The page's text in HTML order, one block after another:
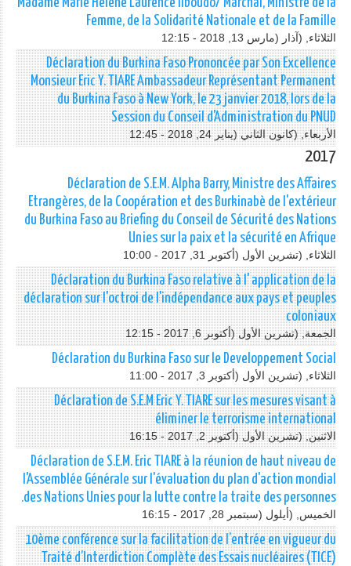
Femme, de la Solidarité Nationale et de la Famille
الثلاثاء, (آذار (مارس 13, 2018 - 12:15
Déclaration du Burkina Faso Prononcée par Son Excellence
Monsieur Eric Y. TIARE Ambassadeur Représentant Permanent
du Burkina Faso à New York, le 23 janvier 2018, lors de la
Session du Conseil d'Administration du PNUD
الأربعاء, (كانون الثاني (يناير 24, 2018 - 12:45
2017
Déclaration de S.E.M. Alpha Barry, Ministre des Affaires
Etrangères, de la Coopération et des Burkinabè de l'extérieur
du Burkina Faso au Briefing du Conseil de Sécurité des Nations
Unies sur la paix et la sécurité en Afrique
الثلاثاء, (تشرين اﻷول (أكتوبر 31, 2017 - 10:00
Déclaration du Burkina Faso relative à l' application de la
déclaration sur l'octroi de l'indépendance aux pays et peuples
coloniaux
الجمعة, (تشرين اﻷول (أكتوبر 6, 2017 - 12:15
Déclaration du Burkina Faso sur le Developpement Social
الثلاثاء, (تشرين اﻷول (أكتوبر 3, 2017 - 11:00
Déclaration de S.E.M Eric Y. TIARE sur les mesures visant à
éliminer le terrorisme international
الاثنين, (تشرين اﻷول (أكتوبر 2, 2017 - 16:15
Déclaration de S.E.M. Eric TIARE à la réunion de haut niveau de
l'Assemblée Générale sur l'évaluation du plan d'action mondial
des Nations Unies pour la lutte contre la traite des personnes.
الخميس, (أيلول (سبتمبر 28, 2017 - 16:15
10ème conférence sur la facilitation de l’entrée en vigueur du
Traité d’Interdiction Complète des Essais nucléaires (TICE)